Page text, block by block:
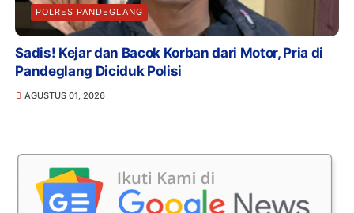
POLRES PANDEGLANG
Sadis! Kejar dan Bacok Korban dari Motor, Pria di
Pandeglang Diciduk Polisi
AGUSTUS 01, 2026